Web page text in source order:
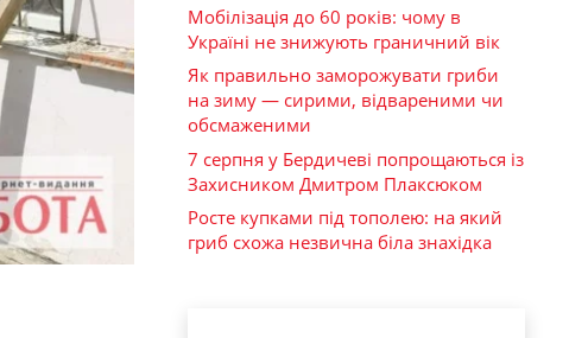
Мобілізація до 60 років: чому в
Україні не знижують граничний вік
Як правильно заморожувати гриби
на зиму — сирими, відвареними чи
обсмаженими
7 серпня у Бердичеві попрощаються із
Захисником Дмитром Плаксюком
Росте купками під тополею: на який
гриб схожа незвична біла знахідка